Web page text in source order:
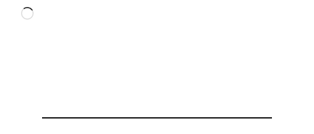
Cargando...